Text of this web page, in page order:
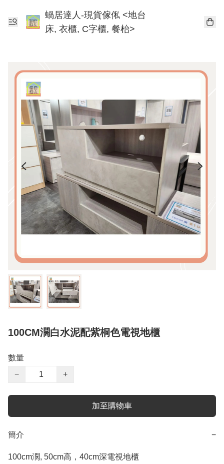
蝸居達人-現貨傢俬 <地台
床, 衣櫃, C字櫃, 餐枱>
100CM濶白水泥配紫桐色電視地櫃
數量
−
+
加至購物車
簡介 −
100cm濶, 50cm高，40cm深電視地櫃